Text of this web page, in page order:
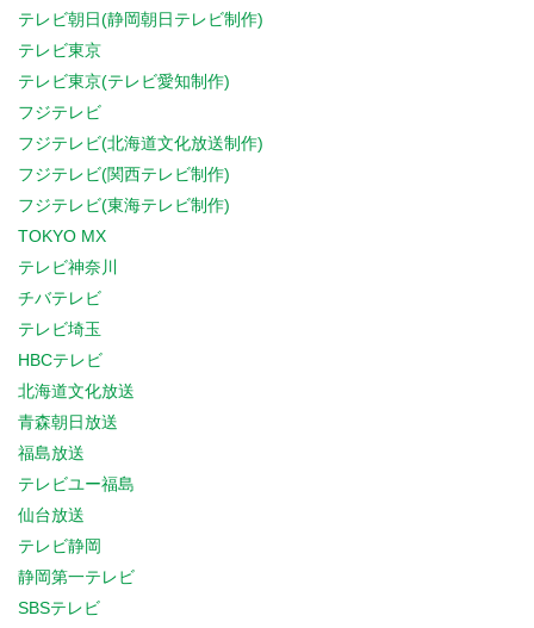
テレビ朝日(静岡朝日テレビ制作)
テレビ東京
テレビ東京(テレビ愛知制作)
フジテレビ
フジテレビ(北海道文化放送制作)
フジテレビ(関西テレビ制作)
フジテレビ(東海テレビ制作)
TOKYO MX
テレビ神奈川
チバテレビ
テレビ埼玉
HBCテレビ
北海道文化放送
青森朝日放送
福島放送
テレビユー福島
仙台放送
テレビ静岡
静岡第一テレビ
SBSテレビ